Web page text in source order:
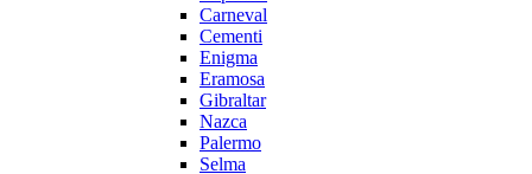
Carneval
Cementi
Enigma
Eramosa
Gibraltar
Nazca
Palermo
Selma